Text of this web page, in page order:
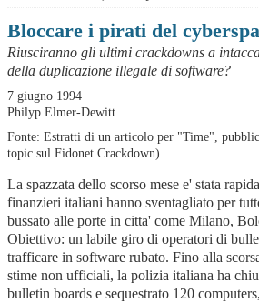
Bloccare i pirati del
Riusciranno gli ultimi crackdowns a
della duplicazione illegale di software?
7 giugno 1994
Philyp Elmer-Dewitt
Fonte: Estratti di un articolo per "Time",
topic sul Fidonet Crackdown)
La spazzata dello scorso mese e' stata
finanzieri italiani hanno sventagliato per
bussato alle porte in citta' come Milano,
Obiettivo: un labile giro di operatori di
trafficare in software rubato. Fino alla
stime non ufficiali, la polizia italiana ha
bulletin boards e sequestrato 120